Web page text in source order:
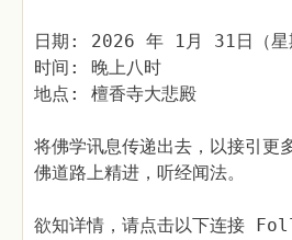
日期: 2026 年 1月 31日（星
时间: 晚上八时
地点: 檀香寺大悲殿
将佛学讯息传递出去，以接引更
佛道路上精进，听经闻法。
欲知详情，请点击以下连接